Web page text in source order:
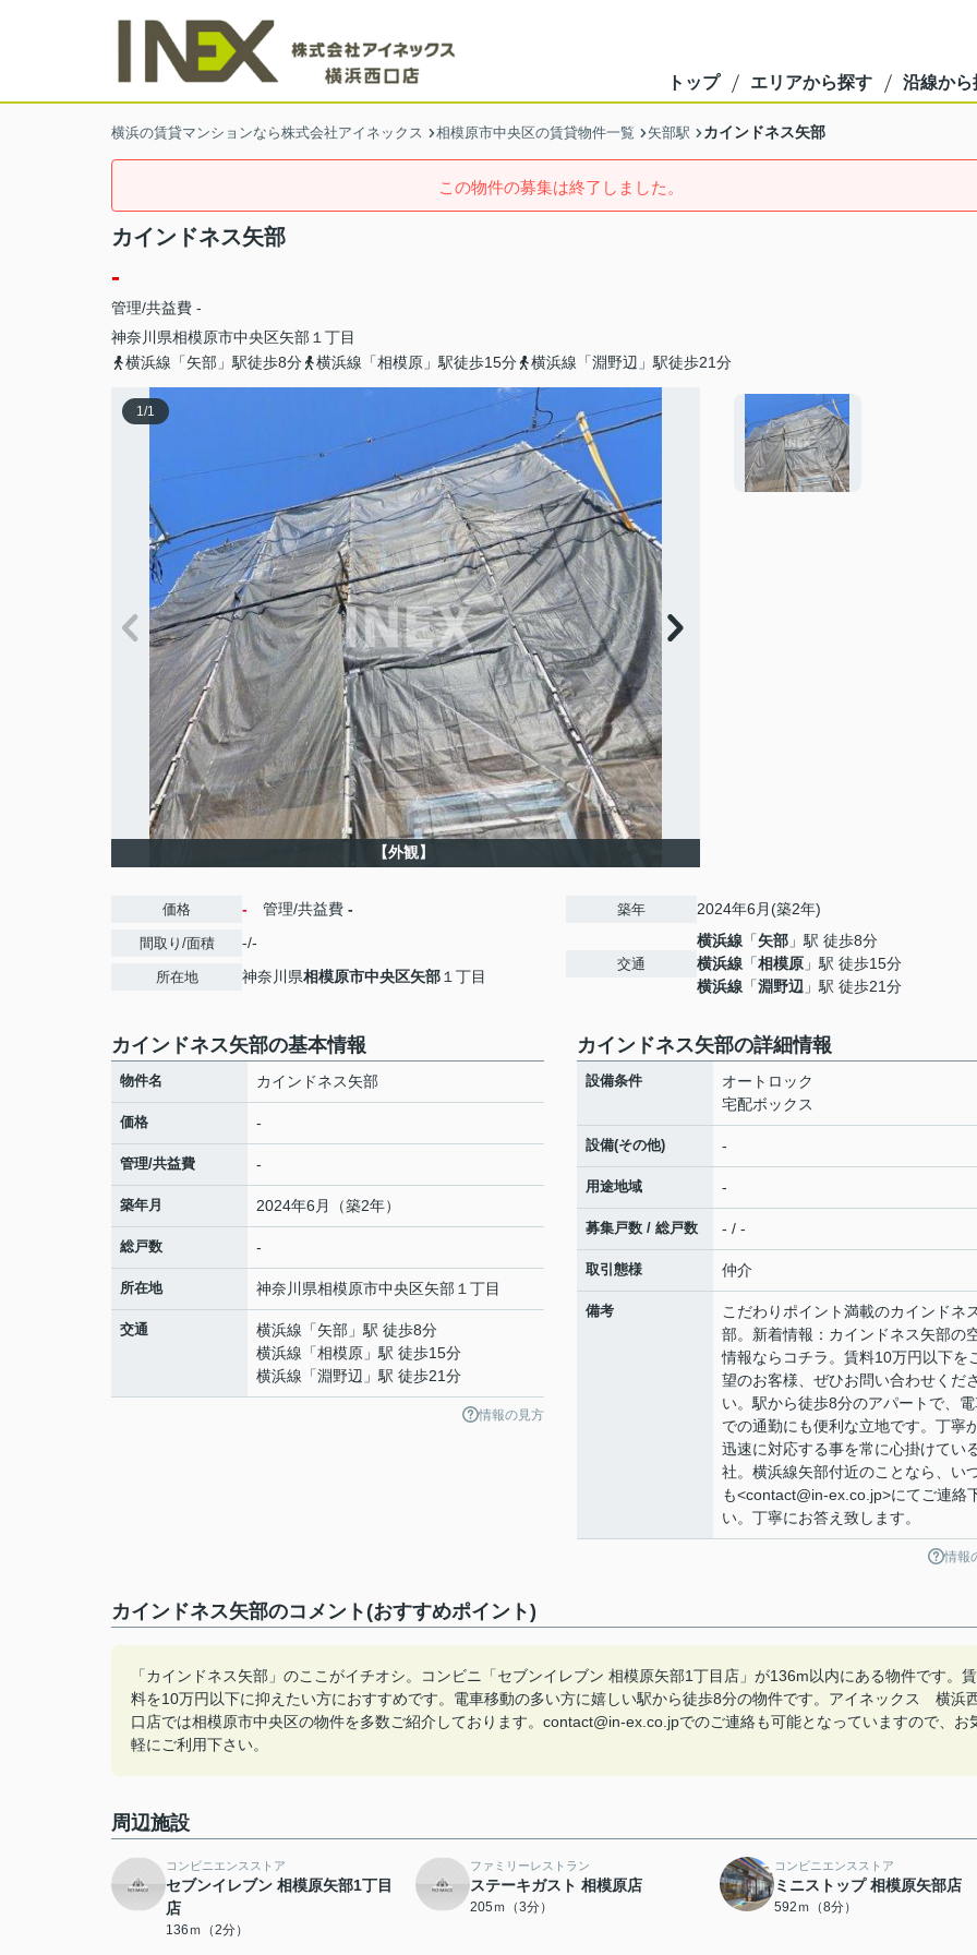
トップ エリアから探す 沿線から
横浜の賃貸マンションなら株式会社アイネックス 相模原市中央区の賃貸物件一覧 矢部駅 カインドネス矢部
この物件の募集は終了しました。
カインドネス矢部
-
管理/共益費 -
神奈川県相模原市中央区矢部 １丁目
横浜線「矢部」駅徒歩8分
横浜線「相模原」駅徒歩15分 横浜線「淵野辺」駅徒歩21分
1/1
【外観】
価格 - 管理/共益費 -
間取り/面積 -/-
所在地 神奈川県相模原市中央区矢部 １丁目
築年 2024年6月(築2年)
交通
横浜線 「矢部 」駅 徒歩8分
横浜線 「相模原 」駅 徒歩15分
横浜線 「淵野辺 」駅 徒歩21分
カインドネス矢部の基本情報
物件名 カインドネス矢部
価格 -
管理/共益費 -
築年月 2024年6月（築2年）
総戸数 -
所在地 神奈川県相模原市中央区矢部 １丁目
交通 横浜線 「矢部 」駅 徒歩8分
横浜線 「相模原 」駅 徒歩15分
横浜線 「淵野辺 」駅 徒歩21分
情報の見方
カインドネス矢部の詳細情報
設備条件
オートロック
宅配ボックス
設備(その他) -
用途地域 -
募集戸数 / 総戸数 - / -
取引態様 仲介
備考
こだわりポイント満載のカインドネ
部。新着情報：カインドネス矢部の
情報ならコチラ。賃料10万円以下を
望のお客様、ぜひお問い合わせくださ
い。駅から徒歩8分のアパートで、
での通勤にも便利な立地です。丁寧
迅速に対応する事を常に心掛けてい
社。横浜線矢部付近のことなら、い
も<contact@in-ex.co.jp>にてご連絡
い。丁寧にお答え致します。
情報
カインドネス矢部のコメント(おすすめポイント)
「カインドネス矢部」のここがイチオシ。コンビニ「セブンイレブン 相模原矢部1丁目店」が136m以内にある物件です。賃
料を10万円以下に抑えたい方におすすめです。電車移動の多い方に嬉しい駅から徒歩8分の物件です。アイネックス 横浜
口店では相模原市中央区の物件を多数ご紹介しております。contact@in-ex.co.jpでのご連絡も可能となっていますので、お
軽にご利用下さい。
周辺施設
コンビニエンスストア
セブンイレブン 相模原矢部1丁目
店
136ｍ（2分）
ファミリーレストラン
ステーキガスト 相模原店
205ｍ（3分）
コンビニエンスストア
ミニストップ 相模原矢部店
592ｍ（8分）